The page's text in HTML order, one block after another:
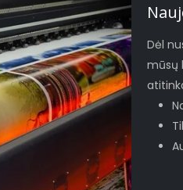
Dėl
mūsų